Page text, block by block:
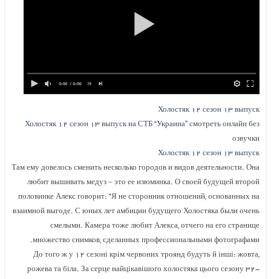
Холостяк ۱۲ сезон ۱۳ выпуск
Холостяк ۱۲ сезон ۱۳ выпуск на СТБ “Украина” смотреть онлайн без
озвучки
Холостяк ۱۲ сезон ۱۳ выпуск
Там ему довелось сменить несколько городов и видов деятельности. Она
любит вышивать медуз – это ее изюминка. О своей будущей второй
половинке Алекс говорит: “Я не сторонник отношений, основанных на
взаимной выгоде. С юных лет амбиции будущего Холостяка были очень
смелыми. Камера тоже любит Алекса, отчего на его странице
множество снимков, сделанных профессиональными фотографами.
До того ж у ۱۲ сезоні крім червоних троянд будуть й інші: жовта,
рожева та біла. За серце найцікавішого холостяка цього сезону ۳۲-